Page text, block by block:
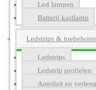
Led lampen
Batterij kastlamp
Ledstrips &
Ledstrips
Ledstrip profielen
Aansluit en